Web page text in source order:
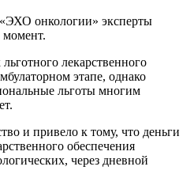
онкологии» эксперты
лекарственного
этапе, однако
льготы многим
и привело к тому, что деньги
обеспечения
через дневной